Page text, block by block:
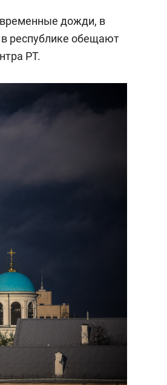
дожди, в
республике обещают
РТ.